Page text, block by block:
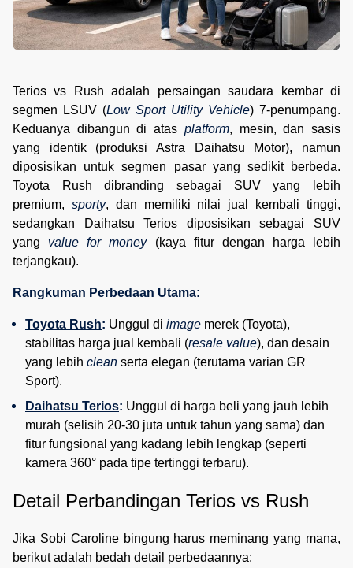
Terios vs Rush adalah persaingan saudara kembar di
segmen LSUV (Low Sport Utility Vehicle) 7-penumpang.
Keduanya dibangun di atas platform, mesin, dan sasis
yang identik (produksi Astra Daihatsu Motor), namun
diposisikan untuk segmen pasar yang sedikit berbeda.
Toyota Rush dibranding sebagai SUV yang lebih
premium, sporty, dan memiliki nilai jual kembali tinggi,
sedangkan Daihatsu Terios diposisikan sebagai SUV
yang value for money(kaya fitur dengan harga lebih
terjangkau).
Rangkuman Perbedaan Utama:
Toyota Rush: Unggul di image merek (Toyota),
stabilitas harga jual kembali (resale value), dan desain
yang lebih clean serta elegan (terutama varian GR
Sport).
Daihatsu Terios: Unggul di harga beli yang jauh lebih
murah (selisih 20-30 juta untuk tahun yang sama) dan
fitur fungsional yang kadang lebih lengkap (seperti
kamera 360° pada tipe tertinggi terbaru).
Detail Perbandingan Terios vs Rush
Jika Sobi Caroline bingung harus meminang yang mana,
berikut adalah bedah detail perbedaannya: